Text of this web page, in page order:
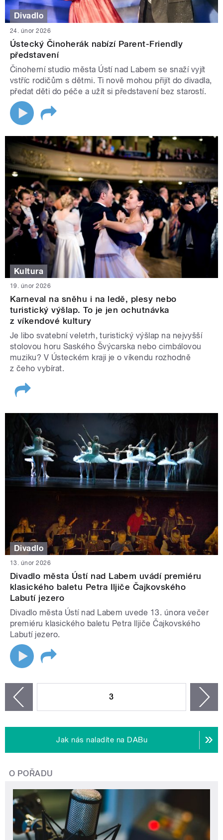
Divadlo
24. únor 2026
Ústecký Činoherák nabízí Parent-Friendly
představení
Činoherní studio města Ústí nad Labem se snaží vyjít
vstříc rodičům s dětmi. Ti nově mohou přijít do divadla,
předat děti do péče a užít si představení bez starostí.
Kultura
19. únor 2026
Karneval na sněhu i na ledě, plesy nebo
turistický výšlap. To je jen ochutnávka
z víkendové kultury
Je libo svatební veletrh, turistický výšlap na nejvyšší
stolovou horu Saského Švýcarska nebo cimbálovou
muziku? V Ústeckém kraji je o víkendu rozhodně
z čeho vybírat.
Divadlo
13. únor 2026
Divadlo města Ústí nad Labem uvádí premiéru
klasického baletu Petra Iljiče Čajkovského
Labutí jezero
Divadlo města Ústí nad Labem uvede 13. února večer
premiéru klasického baletu Petra Iljiče Čajkovského
Labutí jezero.
3
Jak nás naladíte na DABu
O POŘADU